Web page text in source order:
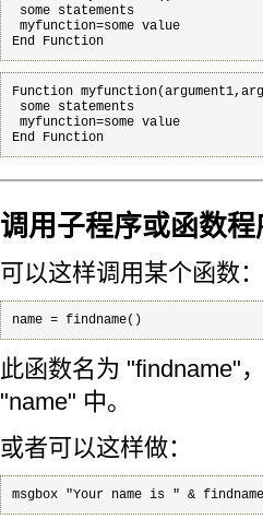
some statements
myfunction=some value
End Function
Function
some statements
myfunction=some value
End Function
调用子程序或函数程
可以这样调用某个函数：
name = findname()
此函数名为 "findname"
"name" 中。
或者可以这样做：
msgbox "Your name is " &